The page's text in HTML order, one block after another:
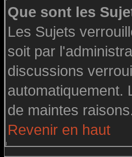
Que sont les
Les Sujets
soit par
discussions
automatiquement.
de maintes
Revenir en haut